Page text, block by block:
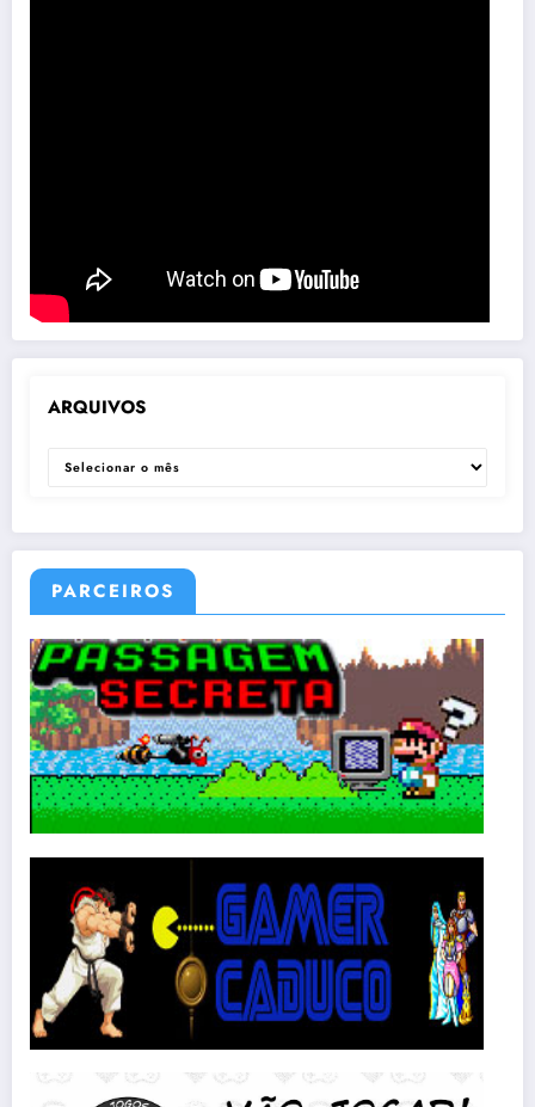
ARQUIVOS
ARQUIVOS
PARCEIROS